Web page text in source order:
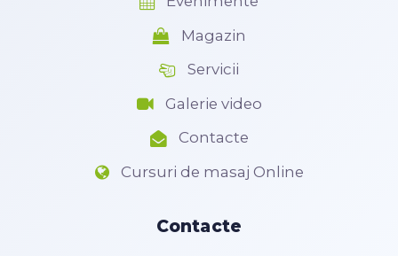
Magazin
Servicii
Galerie video
Contacte
Cursuri de masaj Online
Contacte